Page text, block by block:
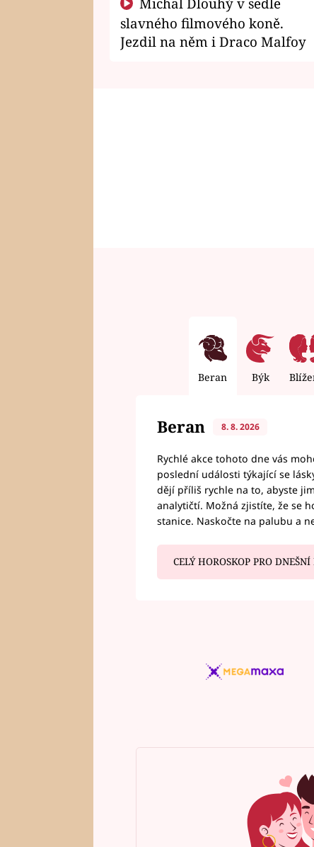
slavného filmového koně.
Jezdil na něm i Draco Malfoy
Beran Býk
Beran 8. 8. 2026
Rychlé akce tohoto dne vás
poslední události týkající se
dějí příliš rychle na to, abyste
analytičtí. Možná zjistíte, že se
stanice. Naskočte na palubu a
CELÝ HOROSKOP PRO DNEŠNÍ